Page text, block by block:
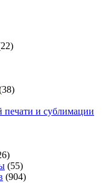
печати и сублимации
(55)
(904)